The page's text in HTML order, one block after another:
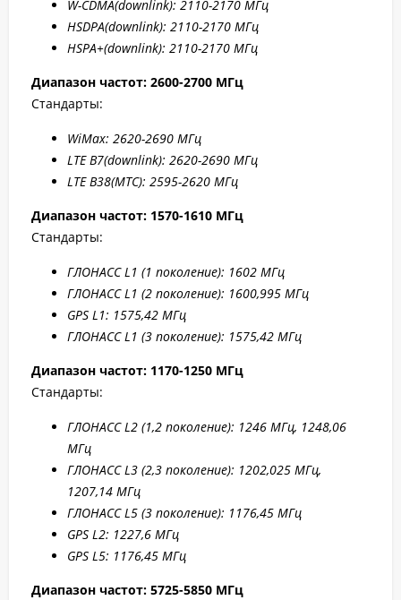
W-CDMA(downlink): 2110-2170 МГц
HSDPA(downlink): 2110-2170 МГц
HSPA+(downlink): 2110-2170 МГц
Диапазон частот: 2600-2700 МГц
Стандарты:
WiMax: 2620-2690 МГц
LTE B7(downlink): 2620-2690 МГц
LTE B38(МТС): 2595-2620 МГц
Диапазон частот: 1570-1610 МГц
Стандарты:
ГЛОНАСС L1 (1 поколение): 1602 МГц
ГЛОНАСС L1 (2 поколение): 1600,995 МГц
GPS L1: 1575,42 МГц
ГЛОНАСС L1 (3 поколение): 1575,42 МГц
Диапазон частот: 1170-1250 МГц
Стандарты:
ГЛОНАСС L2 (1,2 поколение): 1246 МГц, 1248,06
МГц
ГЛОНАСС L3 (2,3 поколение): 1202,025 МГц,
1207,14 МГц
ГЛОНАСС L5 (3 поколение): 1176,45 МГц
GPS L2: 1227,6 МГц
GPS L5: 1176,45 МГц
Диапазон частот: 5725-5850 МГц